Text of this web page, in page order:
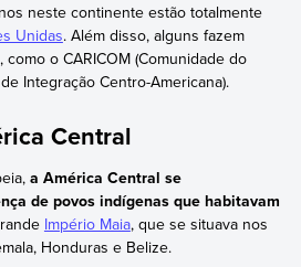
neste continente estão totalmente
Unidas. Além disso, alguns fazem
o CARICOM (Comunidade do
Integração Centro-Americana).
Central
a América Central se
de povos indígenas que habitavam
Império Maia, que se situava nos
Honduras e Belize.